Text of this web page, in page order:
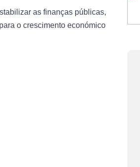
as finanças públicas,
o crescimento económico